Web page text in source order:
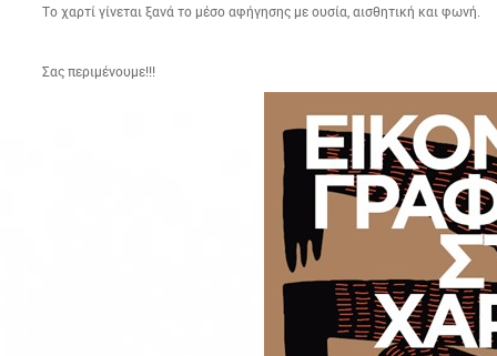
Το χαρτί γίνεται ξανά το μέσο αφήγησης με ουσία, αισθητική και φωνή.
Σας περιμένουμε!!!